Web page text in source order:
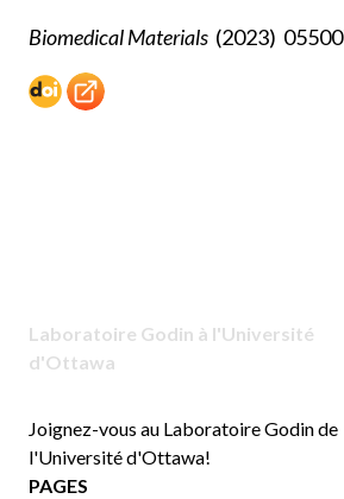
Biomedical Materials (2023)
Laboratoire Godin à l'Université
d'Ottawa
Joignez-vous au Laboratoire Godin de
l'Université d'Ottawa!
PAGES